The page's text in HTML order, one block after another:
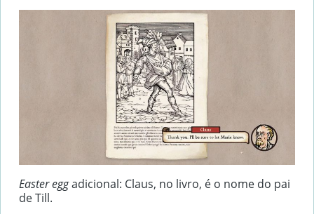
Easter eggadicional: Claus, no livro, é o nome do pai
de Till.